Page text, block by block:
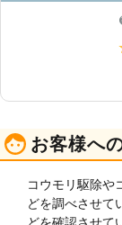
お客様へ
コウモリ駆除や
どを調べさせて
どを確認させて